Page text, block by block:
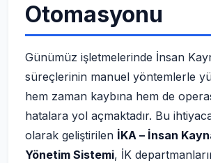
Otomasyonu
Günümüz işletmelerinde İnsan
süreçlerinin manuel yöntemlerle
hem zaman kaybına hem de
hatalara yol açmaktadır. Bu
olarak geliştirilen İKA – İnsan
Yönetim Sistemi, İK